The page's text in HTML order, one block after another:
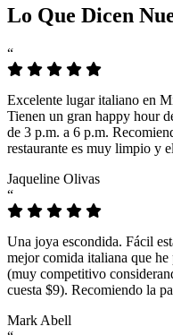
Lo Que Dicen
“
Excelente lugar italiano en
Tienen un gran happy hour
de 3 p.m. a 6 p.m.
restaurante es muy limpio y
Jaqueline Olivas
“
Una joya escondida. Fácil
mejor comida italiana que
(muy competitivo
cuesta $9). Recomiendo la
Mark Abell